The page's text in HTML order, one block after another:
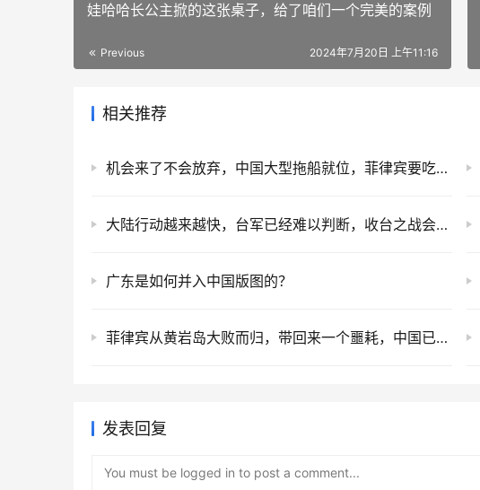
娃哈哈长公主掀的这张桌子，给了咱们一个完美的案例
Previous 2024年7月20日 上午11:16
相关推荐
机会来了不会放弃，中国大型拖船就位，菲律宾要吃苦头了
大陆行动越来越快，台军已经难以判断，收台之战会在哪一天打响
广东是如何并入中国版图的？
菲律宾从黄岩岛大败而归，带回来一个噩耗，中国已重启填海造岛
发表回复
You must be logged in to post a comment...